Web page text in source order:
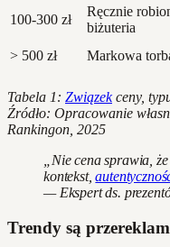
100-300 zł
Ręcznie
biżuteria
> 500 zł Markowa
Tabela 1: Związekceny,
Źródło: Opracowanie
Rankingon, 2025
„Nie cena sprawia,
kontekst,
— Ekspert ds.
Trendy są